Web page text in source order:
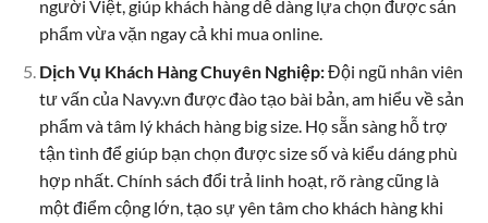
người Việt, giúp khách hàng dễ dàng lựa chọn được sản
phẩm vừa vặn ngay cả khi mua online.
Dịch Vụ Khách Hàng Chuyên Nghiệp:Đội ngũ nhân viên
tư vấn của Navy.vn được đào tạo bài bản, am hiểu về sản
phẩm và tâm lý khách hàng big size. Họ sẵn sàng hỗ trợ
tận tình để giúp bạn chọn được size số và kiểu dáng phù
hợp nhất. Chính sách đổi trả linh hoạt, rõ ràng cũng là
một điểm cộng lớn, tạo sự yên tâm cho khách hàng khi